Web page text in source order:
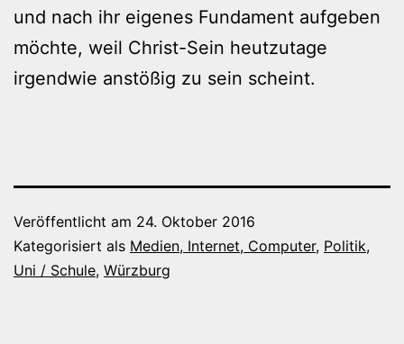
und nach ihr eigenes Fundament aufgeben
möchte, weil Christ-Sein heutzutage
irgendwie anstößig zu sein scheint.
Veröffentlicht am 24. Oktober 2016
Kategorisiert als Medien, Internet, Computer, Politik,
Uni / Schule, Würzburg